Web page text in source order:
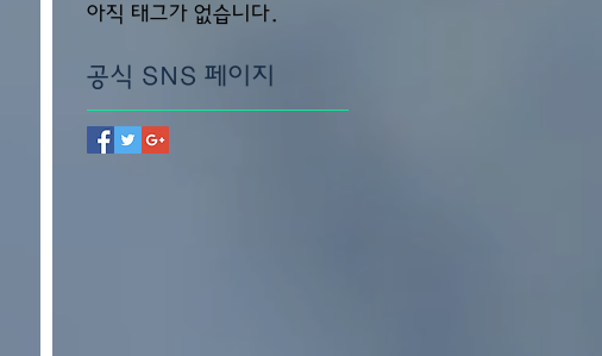
아직 태그가 없습니다.
공식 SNS 페이지